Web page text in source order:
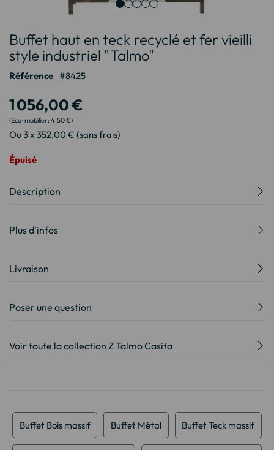
au
début
de
la
d’images
Buffet haut en teck recyclé et fer vieilli
style industriel "Talmo"
Référence 8425
1 056,00 €
4,50 €
Ou 3 x 352,00 € (sans frais)
Épuisé
Description
Plus d'infos
Livraison
Poser une question
Voir toute la collection Z Talmo Casita
Buffet Bois massif Buffet Métal Buffet Teck massif